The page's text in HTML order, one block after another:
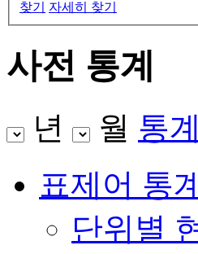
찾기
자세히 찾기
사전 통계
년 월 통
표제어 통
단위별